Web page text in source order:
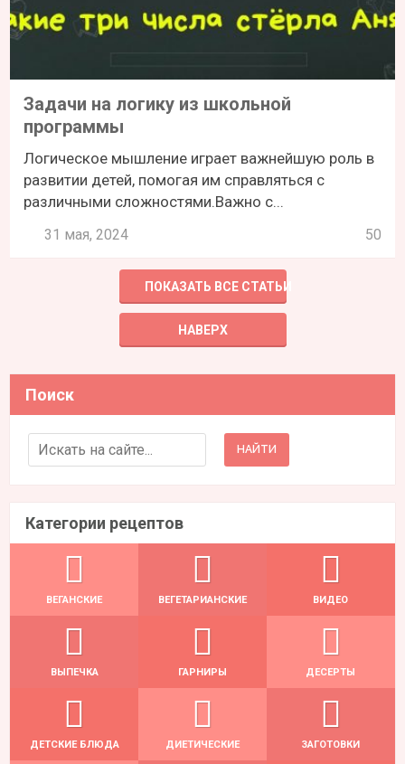
Задачи на логику из школьной
программы
Логическое мышление играет важнейшую роль в
развитии детей, помогая им справляться с
различными сложностями.Важно с...
31 мая, 2024 50
ПОКАЗАТЬ ВСЕ СТАТЬИ
НАВЕРХ
Поиск
Search for:
Категории рецептов
ВЕГАНСКИЕ ВЕГЕТАРИАНСКИЕ ВИДЕО
ВЫПЕЧКА ГАРНИРЫ ДЕСЕРТЫ
ДЕТСКИЕ БЛЮДА ДИЕТИЧЕСКИЕ ЗАГОТОВКИ